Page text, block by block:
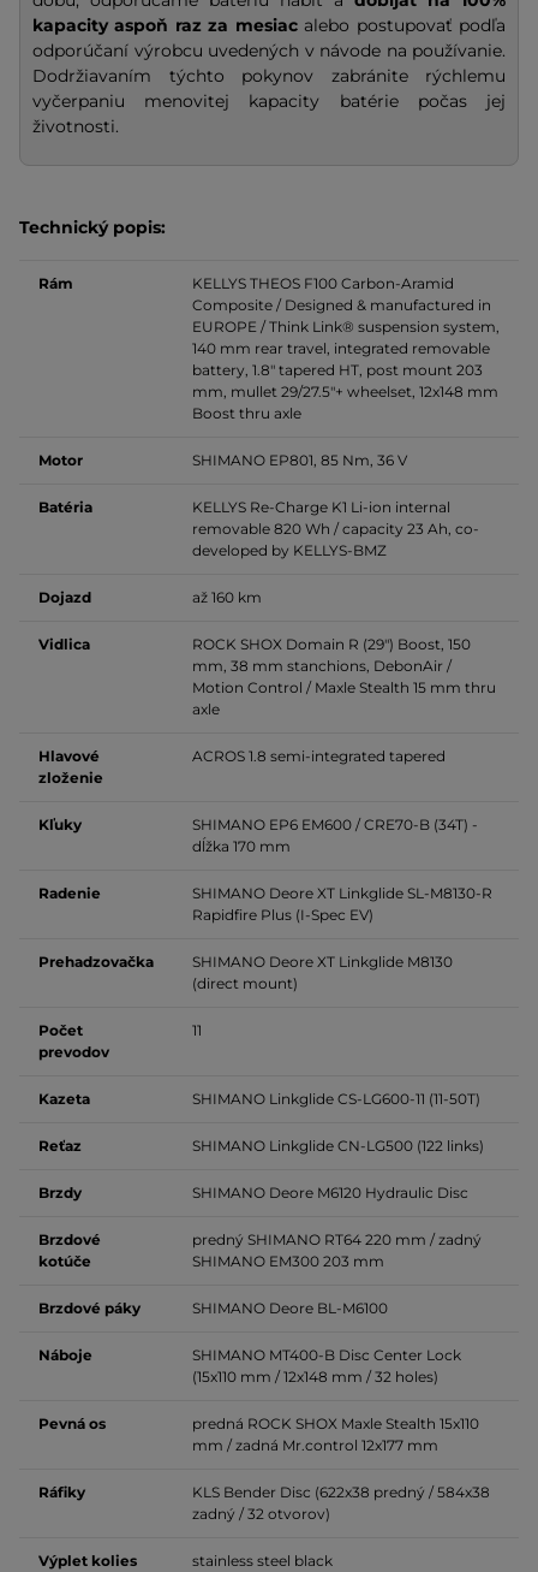
kapacity aspoň raz za mesiacalebo postupovať podľa
odporúčaní výrobcu uvedených v návode na používanie.
Dodržiavaním týchto pokynov zabránite rýchlemu
vyčerpaniu menovitej kapacity batérie počas jej
životnosti.
Technický popis:
Rám
KELLYS THEOS F100 Carbon-Aramid
Composite / Designed & manufactured in
EUROPE / Think Link® suspension system,
140 mm rear travel, integrated removable
battery, 1.8" tapered HT, post mount 203
mm, mullet 29/27.5"+ wheelset, 12x148 mm
Boost thru axle
Motor SHIMANO EP801, 85 Nm, 36 V
Batéria KELLYS Re-Charge K1 Li-ion internal
removable 820 Wh / capacity 23 Ah, co-
developed by KELLYS-BMZ
Dojazd až 160 km
Vidlica
ROCK SHOX Domain R (29") Boost, 150
mm, 38 mm stanchions, DebonAir /
Motion Control / Maxle Stealth 15 mm thru
axle
Hlavové
zloženie
ACROS 1.8 semi-integrated tapered
Kľuky
SHIMANO EP6 EM600 / CRE70-B (34T) -
dĺžka 170 mm
Radenie
SHIMANO Deore XT Linkglide SL-M8130-R
Rapidfire Plus (I-Spec EV)
Prehadzovačka
SHIMANO Deore XT Linkglide M8130
(direct mount)
Počet
prevodov
11
Kazeta SHIMANO Linkglide CS-LG600-11 (11-50T)
Reťaz SHIMANO Linkglide CN-LG500 (122 links)
Brzdy SHIMANO Deore M6120 Hydraulic Disc
Brzdové
kotúče
predný SHIMANO RT64 220 mm / zadný
SHIMANO EM300 203 mm
Brzdové páky SHIMANO Deore BL-M6100
Náboje
SHIMANO MT400-B Disc Center Lock
(15x110 mm / 12x148 mm / 32 holes)
Pevná os
predná ROCK SHOX Maxle Stealth 15x110
mm / zadná Mr.control 12x177 mm
Ráfiky
KLS Bender Disc (622x38 predný / 584x38
zadný / 32 otvorov)
Výplet kolies stainless steel black